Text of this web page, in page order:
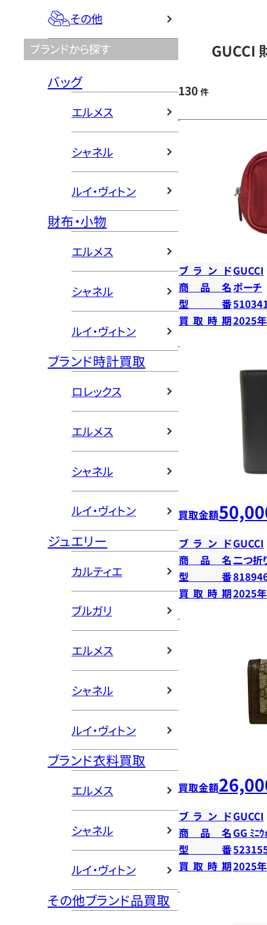
その他
ブランドから探す
バッグ
エルメス
シャネル
ルイ・ヴィトン
財布・小物
エルメス
シャネル
ルイ・ヴィトン
ブランド時計買取
ロレックス
エルメス
シャネル
ルイ・ヴィトン
ジュエリー
カルティエ
ブルガリ
エルメス
シャネル
ルイ・ヴィトン
ブランド衣料買取
エルメス
シャネル
ルイ・ヴィトン
その他ブランド品買取
GUCCI
130 件
ブランドGUCCI
商品名ポーチ
型番
買取時期2025
買取金額
ブランドGUCCI
商品名二つ折
型番
買取時期2025
買取金額
ブランドGUCCI
商品名 GG ﾐﾆｳ
型番
買取時期2025